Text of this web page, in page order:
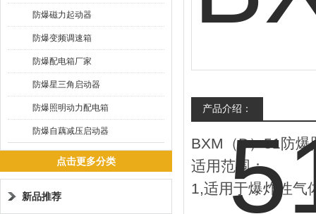
防爆磁力起动器
防爆变频调速箱
防爆配电箱厂家
防爆星三角启动器
防爆照明动力配电箱
防爆自藕减压启动器
点击更多分类
新品推荐
产品介绍：
BXM（D）51防
适用范围：
1,适用于爆炸性气